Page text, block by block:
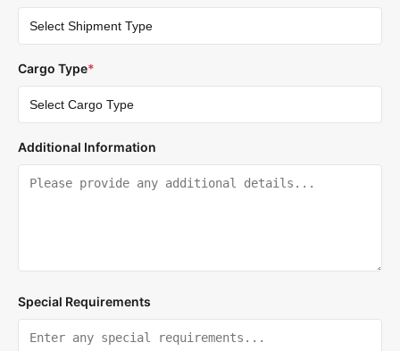
Cargo Type*
Additional Information
Special Requirements